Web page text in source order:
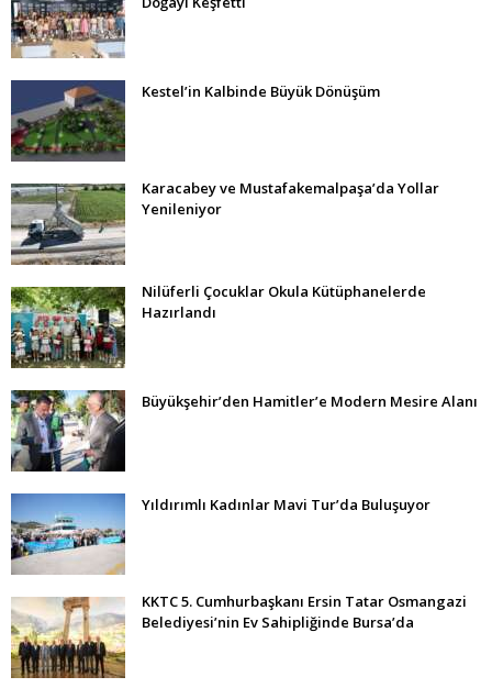
Kestel’in Kalbinde Büyük Dönüşüm
Karacabey ve Mustafakemalpaşa’da Yollar
Yenileniyor
Nilüferli Çocuklar Okula Kütüphanelerde
Hazırlandı
Büyükşehir’den Hamitler’e Modern Mesire Alanı
Yıldırımlı Kadınlar Mavi Tur’da Buluşuyor
KKTC 5. Cumhurbaşkanı Ersin Tatar Osmangazi
Belediyesi’nin Ev Sahipliğinde Bursa’da